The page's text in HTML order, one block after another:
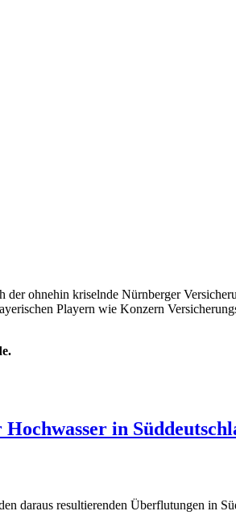
ohnehin kriselnde Nürnberger
Playern wie Konzern
in
daraus resultierenden Überflutungen in